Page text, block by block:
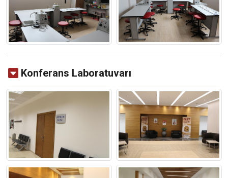
Konferans Laboratuvarı